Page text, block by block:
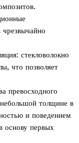
чрезвычайно
стекловолокно
что позволяет
превосходного
небольшой толщине в
и поведением
основу первых